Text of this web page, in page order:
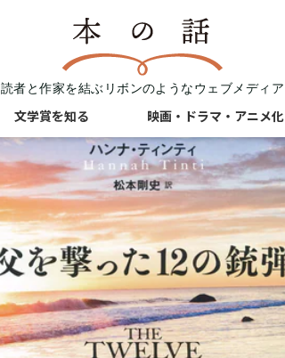
読者と作家を結ぶリボンのようなウェブメディア
文学賞を知る 映画・ドラマ・アニメ化